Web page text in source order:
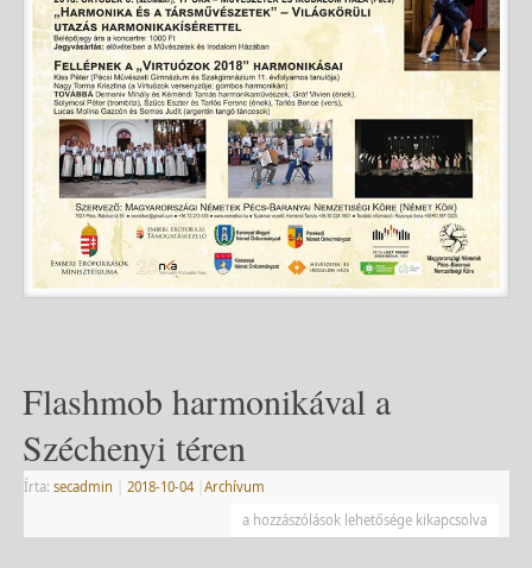
Flashmob harmonikával a
Széchenyi téren
Írta: secadmin 2018-10-04
Archívum
a hozzászólások lehetősége kikapcsolva